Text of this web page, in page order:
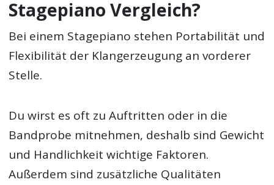
Stagepiano Vergleich?
Bei einem Stagepiano stehen Portabilität und
Flexibilität der Klangerzeugung an vorderer
Stelle.
Du wirst es oft zu Auftritten oder in die
Bandprobe mitnehmen, deshalb sind Gewicht
und Handlichkeit wichtige Faktoren.
Außerdem sind zusätzliche Qualitäten